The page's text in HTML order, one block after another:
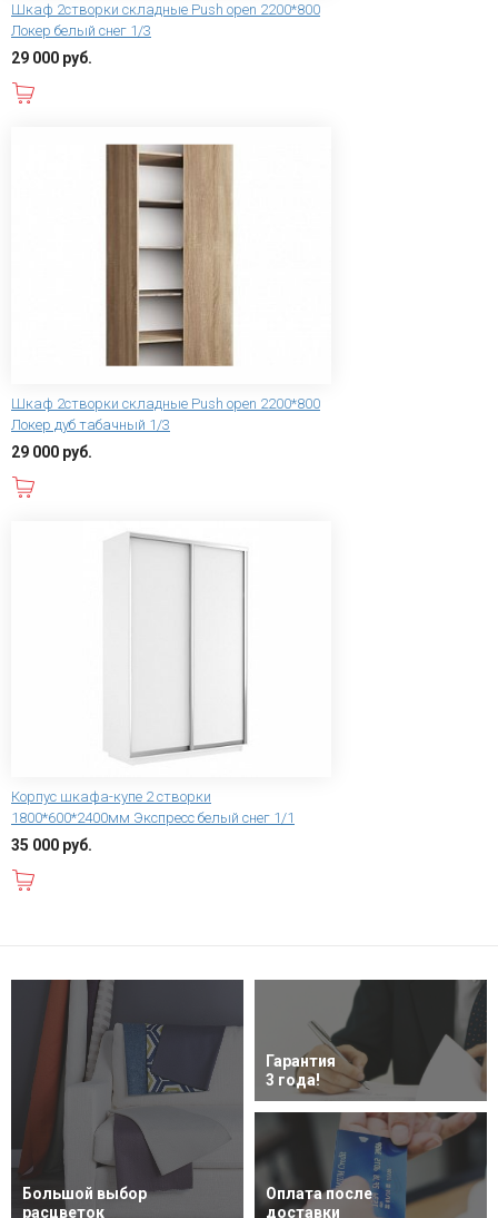
Шкаф 2створки складные Push open 2200*800
Локер белый снег 1/3
29 000 руб.
Шкаф 2створки складные Push open 2200*800
Локер дуб табачный 1/3
29 000 руб.
Корпус шкафа-купе 2 створки
1800*600*2400мм Экспресс белый снег 1/1
35 000 руб.
Большой выбор
расцветок
Гарантия
3 года!
Оплата после
доставки